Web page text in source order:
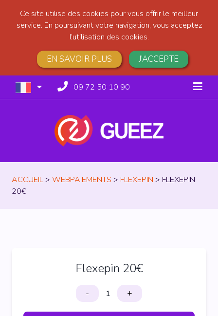
Ce site utilise des cookies pour vous offrir le meilleur
service. En poursuivant votre navigation, vous acceptez
l’utilisation des cookies.
EN SAVOIR PLUS J’ACCEPTE
09 72 50 10 90
ACCUEIL> WEBPAIEMENTS > FLEXEPIN > FLEXEPIN
20€
Flexepin 20€
- +